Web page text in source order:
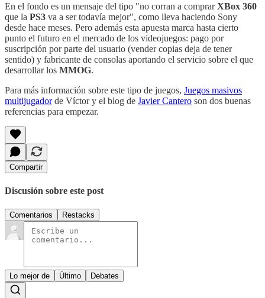
En el fondo es un mensaje del tipo "no corran a comprarXBox 360
que la PS3 va a ser todavía mejor", como lleva haciendo Sony
desde hace meses. Pero además esta apuesta marca hasta cierto
punto el futuro en el mercado de los videojuegos: pago por
suscripción por parte del usuario (vender copias deja de tener
sentido) y fabricante de consolas aportando el servicio sobre el que
desarrollar los MMOG.
Para más información sobre este tipo de juegos, Juegos masivos
multijugadorde Víctor y el blog de Javier Cantero son dos buenas
referencias para empezar.
Compartir
Discusión sobre este post
Comentarios Restacks
Lo mejor de Último Debates